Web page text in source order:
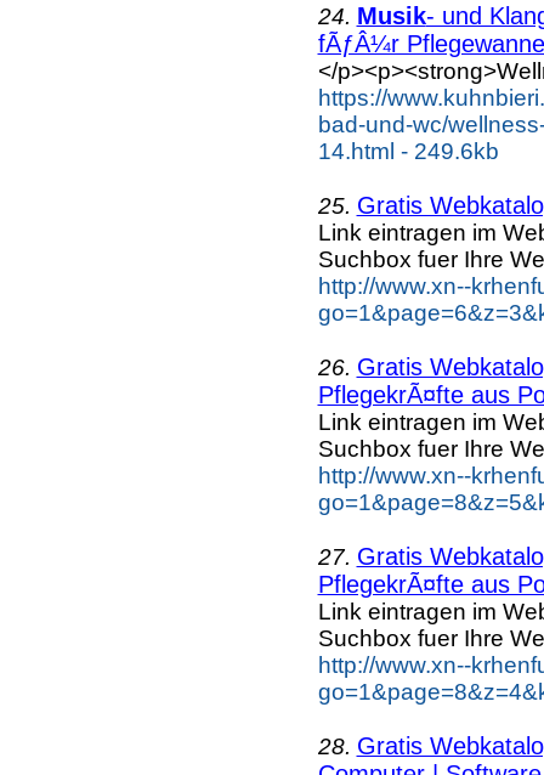
24. Musik- und
fÃƒÂ¼r
</
https://
bad-und-wc/
14.html - 249.6kb
25. Gratis
Link eintragen im
Suchbox fuer Ihre
http://www.xn--
26. Gratis
PflegekrÃ¤fte aus
Link eintragen im
Suchbox fuer Ihre
http://www.xn--
27. Gratis
PflegekrÃ¤fte aus
Link eintragen im
Suchbox fuer Ihre
http://www.xn--
28. Gratis